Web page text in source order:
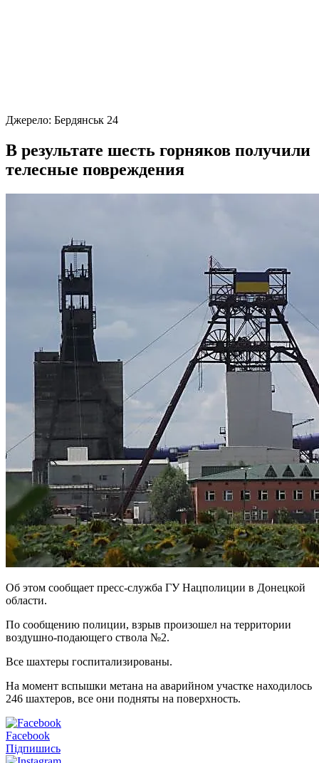
Джерело: Бердянськ 24
В результате шесть горняков получили
телесные повреждения
Об этом сообщает пресс-служба ГУ Нацполиции в Донецкой
области.
По сообщению полиции, взрыв произошел на территории
воздушно-подающего ствола №2.
Все шахтеры госпитализированы.
На момент вспышки метана на аварийном участке находилось
246 шахтеров, все они подняты на поверхность.
Facebook
Підпишись